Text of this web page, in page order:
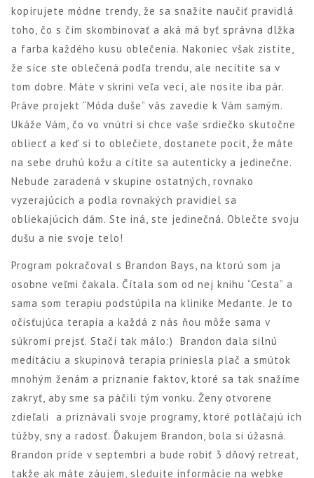
kopírujete módne trendy, že sa snažíte naučiť pravidlá
toho, čo s čím skombinovať a aká má byť správna dlžka
a farba každého kusu oblečenia. Nakoniec však zistíte,
že síce ste oblečená podľa trendu, ale necítite sa v
tom dobre. Máte v skrini veľa vecí, ale nosíte iba pár.
Práve projekt “Móda duše” vás zavedie k Vám samým.
Ukáže Vám, čo vo vnútri si chce vaše srdiečko skutočne
obliecť a keď si to oblečiete, dostanete pocit, že máte
na sebe druhú kožu a cítite sa autenticky a jedinečne.
Nebude zaradená v skupine ostatných, rovnako
vyzerajúcich a podla rovnakých pravidiel sa
obliekajúcich dám. Ste iná, ste jedinečná. Oblečte svoju
dušu a nie svoje telo!
Program pokračoval s Brandon Bays, na ktorú som ja
osobne veľmi čakala. Čítala som od nej knihu “Cesta” a
sama som terapiu podstúpila na klinike Medante. Je to
očisťujúca terapia a každá z nás ňou môže sama v
súkromí prejsť. Stačí tak málo:) Brandon dala silnú
meditáciu a skupinová terapia priniesla plač a smútok
mnohým ženám a priznanie faktov, ktoré sa tak snažíme
zakryť, aby sme sa páčili tým vonku. Ženy otvorene
zdieľali a priznávali svoje programy, ktoré potláčajú ich
túžby, sny a radosť. Ďakujem Brandon, bola si úžasná.
Brandon príde v septembri a bude robiť 3 dňový retreat,
takže ak máte záujem, sledujte informácie na webke